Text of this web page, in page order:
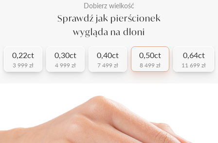
Dobierz wielkość
Sprawdź jak pierścionek
wygląda na dłoni
0,22ct
3 999 zł
0,30ct
4 999 zł
0,40ct
7 499 zł
0,50ct
8 499 zł
0,64ct
11 699 zł